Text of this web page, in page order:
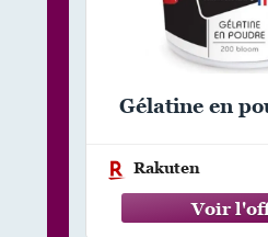
Gélatine en
Rakuten